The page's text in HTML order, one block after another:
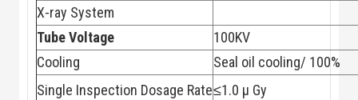
Xưởng -
Logistics
Tin Tức
X-ray System
Tube Voltage
100KV
Cooling
Seal oil cooling/ 100%
Single Inspection Dosage Rate≤1.0 μ Gy